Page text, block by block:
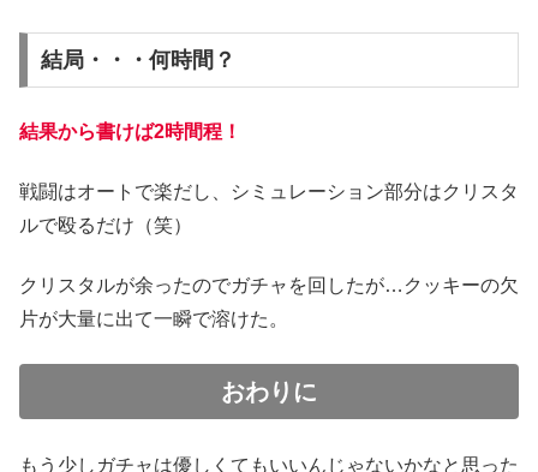
結局・・・何時間？
結果から書けば2時間程！
戦闘はオートで楽だし、シミュレーション部分はクリスタ
ルで殴るだけ（笑）
クリスタルが余ったのでガチャを回したが…クッキーの欠
片が大量に出て一瞬で溶けた。
おわりに
もう少しガチャは優しくてもいいんじゃないかなと思った